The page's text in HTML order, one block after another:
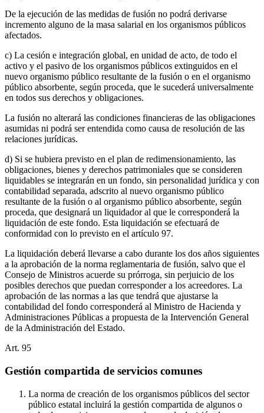
De la ejecución de las medidas de fusión no podrá derivarse
incremento alguno de la masa salarial en los organismos públicos
afectados.
c) La cesión e integración global, en unidad de acto, de todo el
activo y el pasivo de los organismos públicos extinguidos en el
nuevo organismo público resultante de la fusión o en el organismo
público absorbente, según proceda, que le sucederá universalmente
en todos sus derechos y obligaciones.
La fusión no alterará las condiciones financieras de las obligaciones
asumidas ni podrá ser entendida como causa de resolución de las
relaciones jurídicas.
d) Si se hubiera previsto en el plan de redimensionamiento, las
obligaciones, bienes y derechos patrimoniales que se consideren
liquidables se integrarán en un fondo, sin personalidad jurídica y con
contabilidad separada, adscrito al nuevo organismo público
resultante de la fusión o al organismo público absorbente, según
proceda, que designará un liquidador al que le corresponderá la
liquidación de este fondo. Esta liquidación se efectuará de
conformidad con lo previsto en el artículo 97.
La liquidación deberá llevarse a cabo durante los dos años siguientes
a la aprobación de la norma reglamentaria de fusión, salvo que el
Consejo de Ministros acuerde su prórroga, sin perjuicio de los
posibles derechos que puedan corresponder a los acreedores. La
aprobación de las normas a las que tendrá que ajustarse la
contabilidad del fondo corresponderá al Ministro de Hacienda y
Administraciones Públicas a propuesta de la Intervención General
de la Administración del Estado.
Art. 95
Gestión compartida de servicios comunes
La norma de creación de los organismos públicos del sector
público estatal incluirá la gestión compartida de algunos o